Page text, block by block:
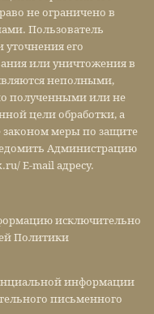
не ограничено в
Пользователь
уточнения его
или уничтожения в
неполными,
полученными или не
цели обработки, а
меры по защите
Администрацию
E-mail адресу.
исключительно
Политики
информации
письменного